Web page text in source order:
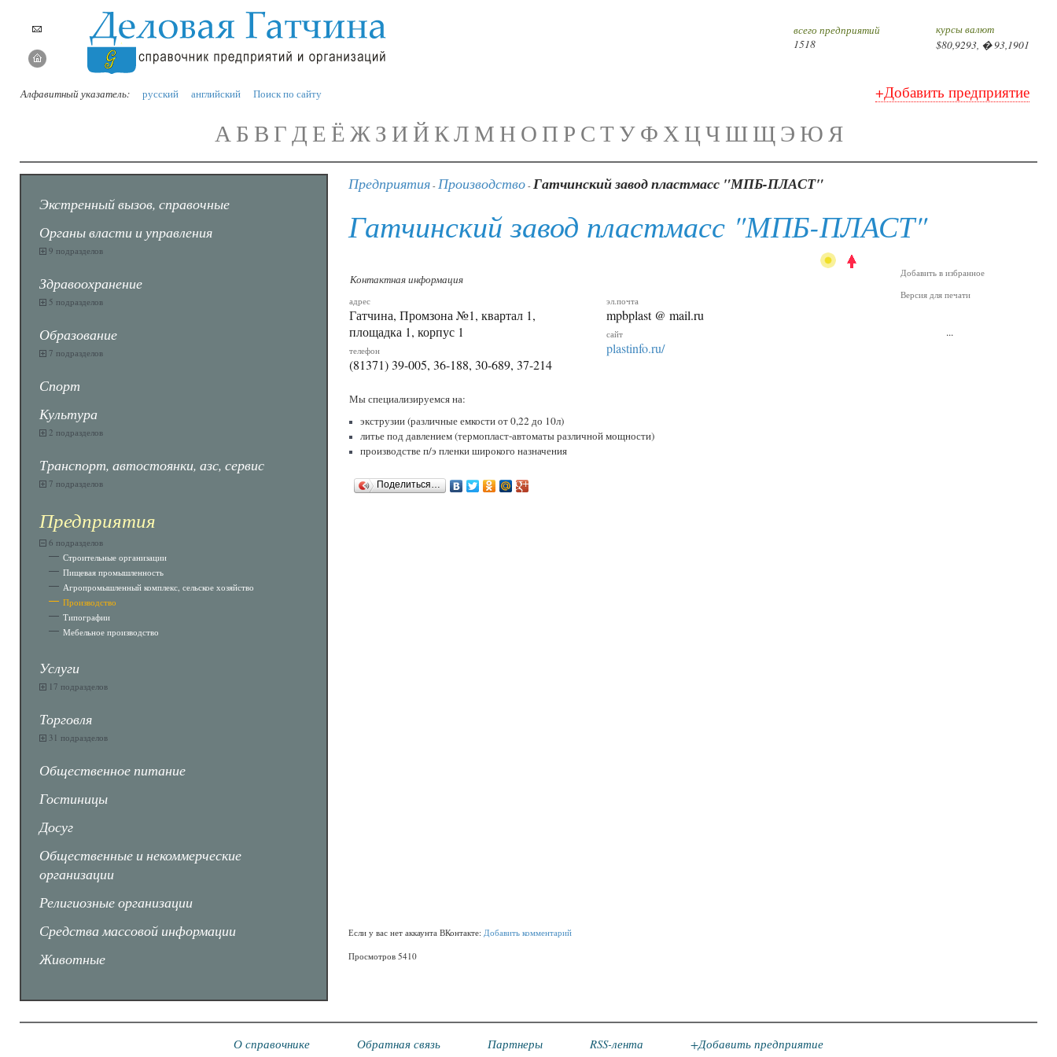
всего предприятий
1518
курсы валют
$80,9293, � 93,1901
Алфавитный указатель: русский английский Поиск по сайту +Добавить предприятие
АБ В ГД Е ЁЖЗ И Й КЛ М Н О П Р СТУФХЦЧ ШЩЭ ЮЯ
Экстренный вызов, справочные
Органы власти и управления
9 подразделов
Здравоохранение
5 подразделов
Образование
7 подразделов
Спорт
Культура
2 подразделов
Транспорт, автостоянки, азс, сервис
7 подразделов
Предприятия
6 подразделов
Строительные организации
Пищевая промышленность
Агропромышленный комплекс, сельское хозяйство
Производство
Типографии
Мебельное производство
Услуги
17 подразделов
Торговля
31 подразделов
Общественное питание
Гостиницы
Досуг
Общественные и некоммерческие
организации
Религиозные организации
Средства массовой информации
Животные
Предприятия -Производство -Гатчинский завод пластмасс "МПБ-ПЛАСТ"
Гатчинский завод пластмасс "МПБ-ПЛАСТ"
Контактная информация
адрес
Гатчина, Промзона №1, квартал 1,
площадка 1, корпус 1
телефон
(81371) 39-005, 36-188, 30-689, 37-214
эл.почта
mpbplast @ mail.ru
сайт
plastinfo.ru/
Мы специализируемся на:
экструзии (различные емкости от 0,22 до 10л)
литье под давлением (термопласт-автоматы различной мощности)
производстве п/э пленки широкого назначения
Поделиться…
Добавить в избранное
Версия для печати
...
Если у вас нет аккаунта ВКонтакте:Добавить комментарий
Просмотров 5410
О справочнике Обратная связь Партнеры RSS-лента +Добавить предприятие